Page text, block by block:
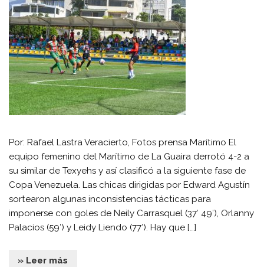
Por: Rafael Lastra Veracierto, Fotos prensa Marítimo El
equipo femenino del Marítimo de La Guaira derrotó 4-2 a
su similar de Texyehs y así clasificó a la siguiente fase de
Copa Venezuela. Las chicas dirigidas por Edward Agustín
sortearon algunas inconsistencias tácticas para
imponerse con goles de Neily Carrasquel (37′ 49′), Orlanny
Palacios (59′) y Leidy Liendo (77′). Hay que […]
» Leer más